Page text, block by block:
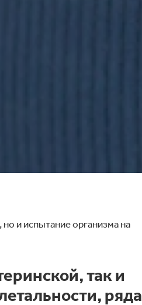
и испытание организма на
так и
ряда